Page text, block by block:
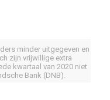
minder uitgegeven en
zijn vrijwillige extra
kwartaal van 2020 niet
Bank (DNB).